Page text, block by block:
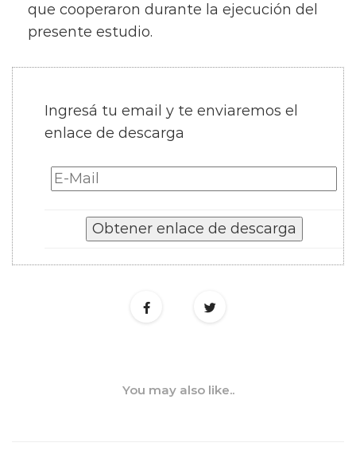
que cooperaron durante la ejecución del
presente estudio.
Ingresá tu email y te enviaremos el
enlace de descarga
You may also like..